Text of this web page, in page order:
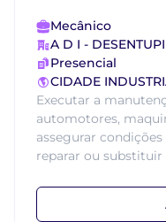
Mecânico
A D I -
Presencial
CIDADE
Executar a
automotores,
assegurar
reparar ou substituir